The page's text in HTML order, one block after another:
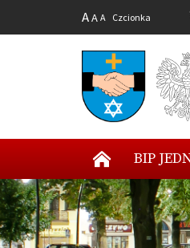
AA A Czcionka
BIP